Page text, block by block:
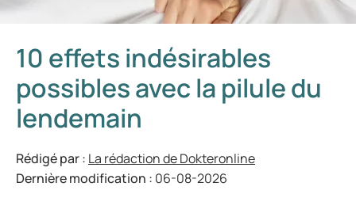
10 effets indésirables
possibles avec la pilule du
lendemain
Rédigé par : La rédaction de Dokteronline
Dernière modification : 06-08-2026